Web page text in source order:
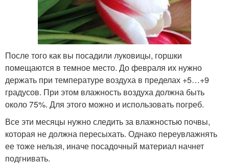
После того как вы посадили луковицы, горшки
помещаются в темное место. До февраля их нужно
держать при температуре воздуха в пределах +5…+9
градусов. При этом влажность воздуха должна быть
около 75%. Для этого можно и использовать погреб.
Все эти месяцы нужно следить за влажностью почвы,
которая не должна пересыхать. Однако переувлажнять
ее тоже нельзя, иначе посадочный материал начнет
подгнивать.